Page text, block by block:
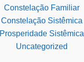
Constelação Familiar
Constelação Sistêmica
Prosperidade Sistêmica
Uncategorized